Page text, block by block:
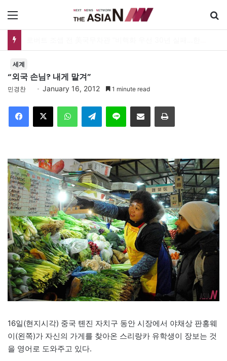
세계
“외국 손님? 내게 맡겨”
민경찬 January 16, 2012 1 minute read
Telegram 이메일
16일(현지시각) 중국 톈진 자치구 동안 시장에서 야채상 판홍웨
이(왼쪽)가 자신의 가게를 찾아온 스리랑카 유학생이 장보는 것
을 영어로 도와주고 있다.